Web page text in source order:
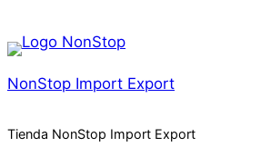
NonStop Import Export
Tienda NonStop Import Export